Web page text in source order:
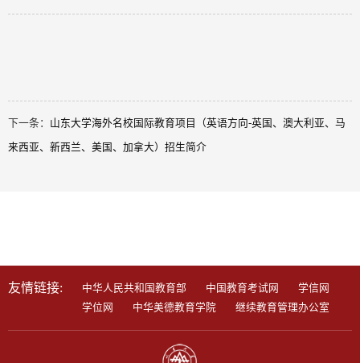
下一条： 山东大学海外名校国际教育项目（英语方向-英国、澳大利亚、马
来西亚、新西兰、美国、加拿大）招生简介
友情链接: 中华人民共和国教育部 中国教育考试网
学信网
学位网
中华美德教育学院 继续教育管理办公室